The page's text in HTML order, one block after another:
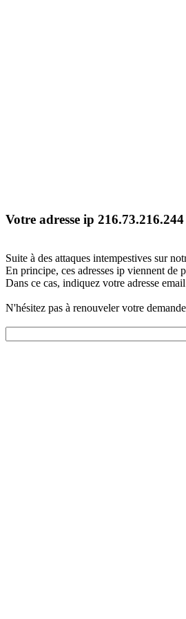
Votre adresse ip
Suite à des attaques intempestives sur
En principe, ces adresses ip viennent de
Dans ce cas, indiquez votre adresse
N'hésitez pas à renouveler votre